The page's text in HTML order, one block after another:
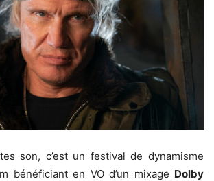
son, c’est un festival de dynamisme
bénéficiant en VO d’un mixage Dolby